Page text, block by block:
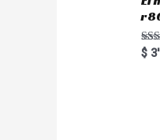
5.00
$